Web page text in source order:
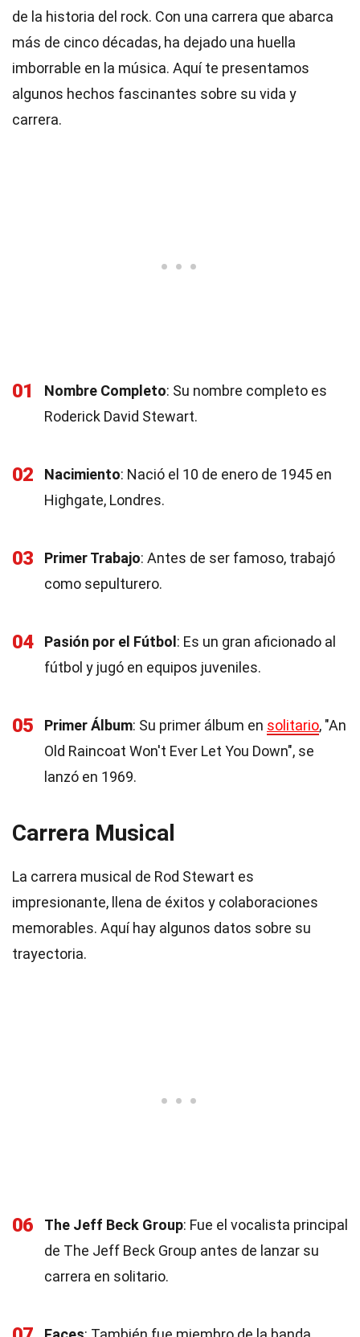
de la historia del rock. Con una carrera que abarca
más de cinco décadas, ha dejado una huella
imborrable en la música. Aquí te presentamos
algunos hechos fascinantes sobre su vida y
carrera.
01 Nombre Completo: Su nombre completo es
Roderick David Stewart.
02 Nacimiento: Nació el 10 de enero de 1945 en
Highgate, Londres.
03 Primer Trabajo: Antes de ser famoso, trabajó
como sepulturero.
04 Pasión por el Fútbol : Es un gran aficionado al
fútbol y jugó en equipos juveniles.
05 Primer Álbum: Su primer álbum en solitario, "An
Old Raincoat Won't Ever Let You Down", se
lanzó en 1969.
Carrera Musical
La carrera musical de Rod Stewart es
impresionante, llena de éxitos y colaboraciones
memorables. Aquí hay algunos datos sobre su
trayectoria.
06 The Jeff Beck Group: Fue el vocalista principal
de The Jeff Beck Group antes de lanzar su
carrera en solitario.